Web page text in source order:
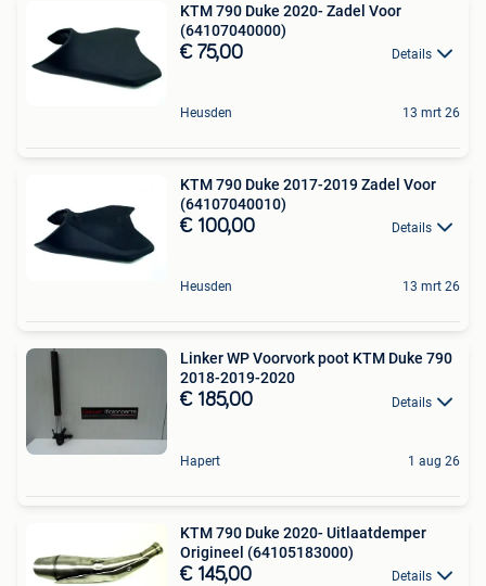
KTM 790 Duke 2020- Zadel Voor
(64107040000)
€ 75,00 Details
Heusden 13 mrt 26
KTM 790 Duke 2017-2019 Zadel Voor
(64107040010)
€ 100,00 Details
Heusden 13 mrt 26
Linker WP Voorvork poot KTM Duke 790
2018-2019-2020
€ 185,00 Details
Hapert 1 aug 26
KTM 790 Duke 2020- Uitlaatdemper
Origineel (64105183000)
€ 145,00 Details